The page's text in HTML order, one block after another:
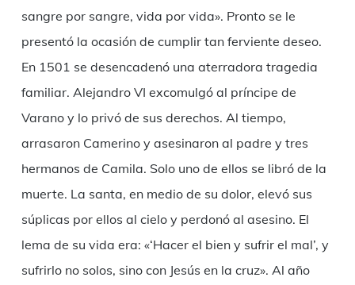
sangre por sangre, vida por vida». Pronto se le
presentó la ocasión de cumplir tan ferviente deseo.
En 1501 se desencadenó una aterradora tragedia
familiar. Alejandro VI excomulgó al príncipe de
Varano y lo privó de sus derechos. Al tiempo,
arrasaron Camerino y asesinaron al padre y tres
hermanos de Camila. Solo uno de ellos se libró de la
muerte. La santa, en medio de su dolor, elevó sus
súplicas por ellos al cielo y perdonó al asesino. El
lema de su vida era: «‘Hacer el bien y sufrir el mal’, y
sufrirlo no solos, sino con Jesús en la cruz». Al año